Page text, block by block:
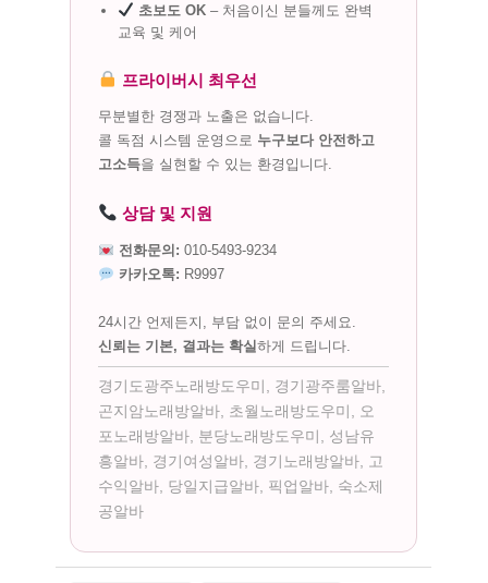
초보도 OK – 처음이신 분들께도 완벽
교육 및 케어
프라이버시 최우선
무분별한 경쟁과 노출은 없습니다.
콜 독점 시스템 운영으로 누구보다 안전하고
고소득을 실현할 수 있는 환경입니다.
상담 및 지원
전화문의: 010-5493-9234
카카오톡: R9997
24시간 언제든지, 부담 없이 문의 주세요.
신뢰는 기본, 결과는 확실하게 드립니다.
경기도광주노래방도우미, 경기광주룸알바,
곤지암노래방알바, 초월노래방도우미, 오
포노래방알바, 분당노래방도우미, 성남유
흥알바, 경기여성알바, 경기노래방알바, 고
수익알바, 당일지급알바, 픽업알바, 숙소제
공알바